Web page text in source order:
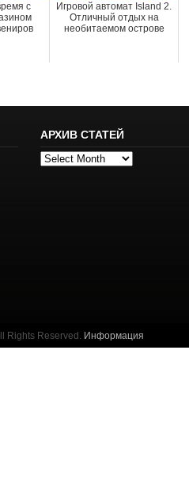
с
Игровой автомат Island 2.
Отличный отдых на
необитаемом острове
АРХИВ СТАТЕЙ
Архив
Rights Reserved. Информация